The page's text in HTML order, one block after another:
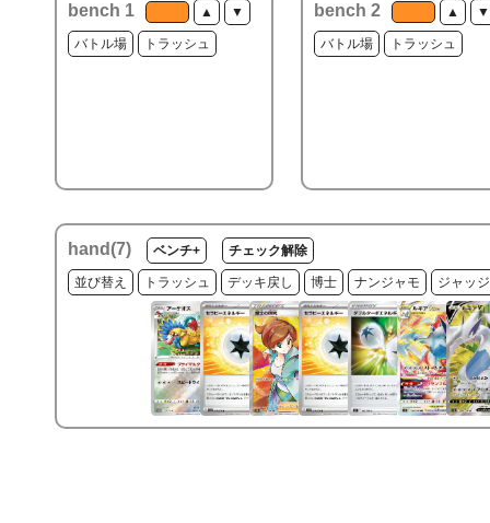
bench 1 ▲ ▼
バトル場 トラッシュ
bench 2 ▲ ▼
バトル場 トラッシュ
hand(7) ベンチ+ チェック解除
並び替え トラッシュ デッキ戻し 博士 ナンジャモ ジャッ